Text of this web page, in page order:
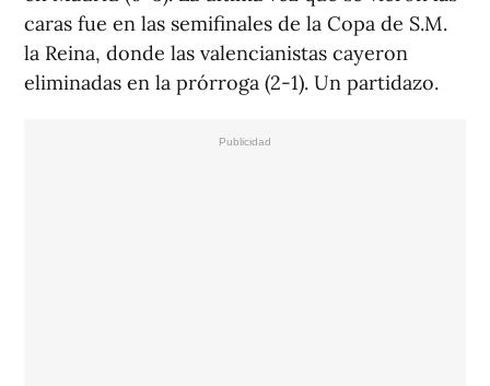
caras fue en las semifinales de la Copa de S.M.
la Reina, donde las valencianistas cayeron
eliminadas en la prórroga (2-1). Un partidazo.